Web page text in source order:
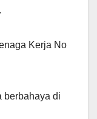
Kerja No
berbahaya di